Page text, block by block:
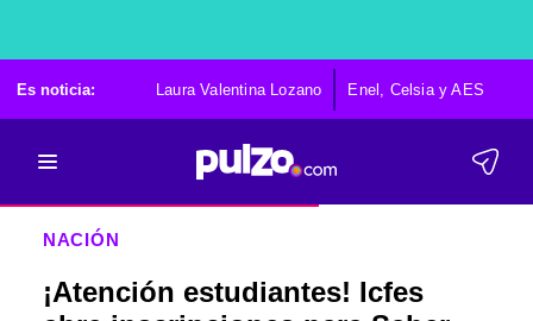
Es noticia: Laura Valentina Lozano Enel, Celsia y AES
NACIÓN
¡Atención estudiantes! Icfes